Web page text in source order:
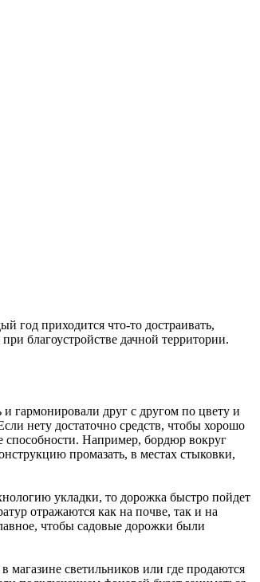
год приходится что-то достраивать,
благоустройстве дачной территории.
гармонировали друг с другом по цвету и
нету достаточно средств, чтобы хорошо
способности. Например, бордюр вокруг
промазать, в местах стыковки,
укладки, то дорожка быстро пойдет
отражаются как на почве, так и на
чтобы садовые дорожки были
светильников или где продаются